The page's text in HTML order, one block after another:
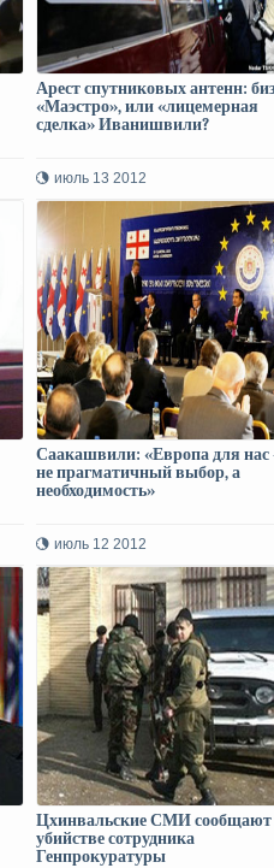
Арест спутниковых антенн:
«Маэстро», или «лицемерная
сделка» Иванишвили?
июль 13 2012
Саакашвили: «Европа для нас
не прагматичный выбор, а
необходимость»
июль 12 2012
Цхинвальские СМИ сообщают
убийстве сотрудника
Генпрокуратуры